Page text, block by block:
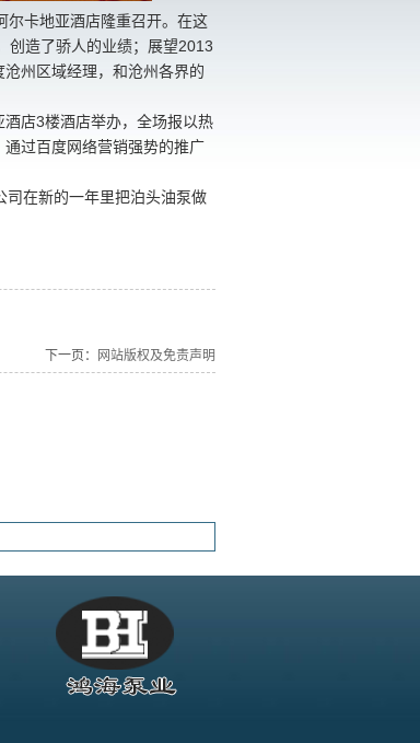
卡地亚酒店隆重召开。在这
创造了骄人的业绩；展望2013
州区域经理，和沧州各界的
店3楼酒店举办，全场报以热
过百度网络营销强势的推广
在新的一年里把泊头油泵做
下一页： 网站版权及免责声明